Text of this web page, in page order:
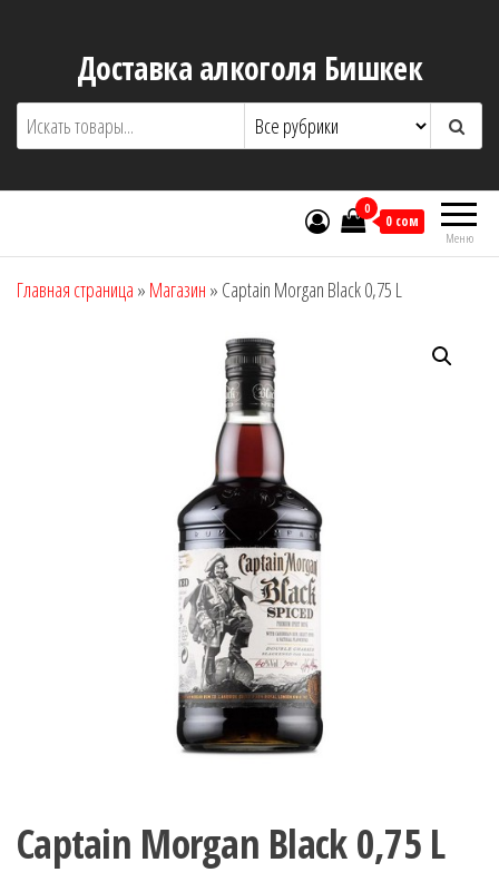
содержимомуДоставка алкоголя Бишкек
Меню
0
0 сом
Главная страница » Магазин » Captain Morgan Black 0,75 L
Captain Morgan Black 0,75 L